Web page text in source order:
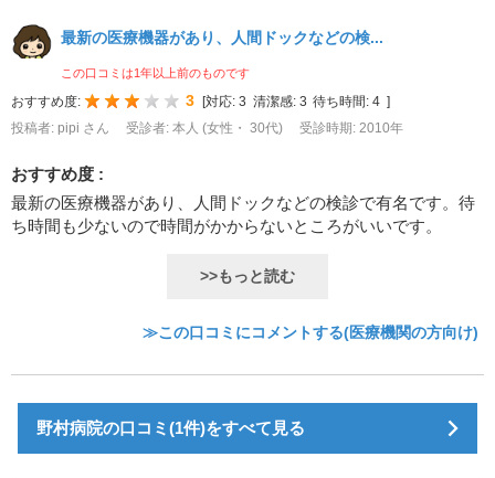
最新の医療機器があり、人間ドックなどの検...
この口コミは1年以上前のものです
おすすめ度: 3 対応: 3 清潔感: 3 待ち時間: 4
投稿者: pipi さん
受診者: 本人 (女性・ 30代) 受診時期: 2010年
おすすめ度 :
最新の医療機器があり、人間ドックなどの検診で有名です。待
ち時間も少ないので時間がかからないところがいいです。
>>もっと読む
≫この口コミにコメントする(医療機関の方向け)
野村病院の口コミ(1件)をすべて見る